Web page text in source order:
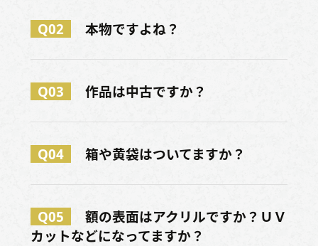
Q02 本物ですよね？
Q03 作品は中古ですか？
Q04 箱や黄袋はついてますか？
Q05
額の表面はアクリルですか？ＵＶ
カットなどになってますか？